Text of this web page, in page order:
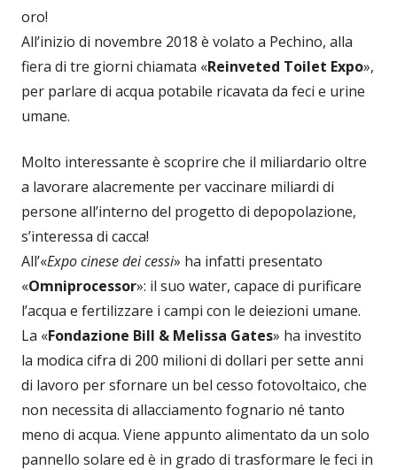
oro!
All’inizio di novembre 2018 è volato a Pechino, alla
fiera di tre giorni chiamata «Reinveted Toilet Expo»,
per parlare di acqua potabile ricavata da feci e urine
umane.
Molto interessante è scoprire che il miliardario oltre
a lavorare alacremente per vaccinare miliardi di
persone all’interno del progetto di depopolazione,
s’interessa di cacca!
All’«Expo cinese dei cessi» ha infatti presentato
«Omniprocessor»: il suo water, capace di purificare
l’acqua e fertilizzare i campi con le deiezioni umane.
La «Fondazione Bill & Melissa Gates» ha investito
la modica cifra di 200 milioni di dollari per sette anni
di lavoro per sfornare un bel cesso fotovoltaico, che
non necessita di allacciamento fognario né tanto
meno di acqua. Viene appunto alimentato da un solo
pannello solare ed è in grado di trasformare le feci in